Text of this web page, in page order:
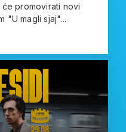
promovirati novi
"U magli sjaj"...